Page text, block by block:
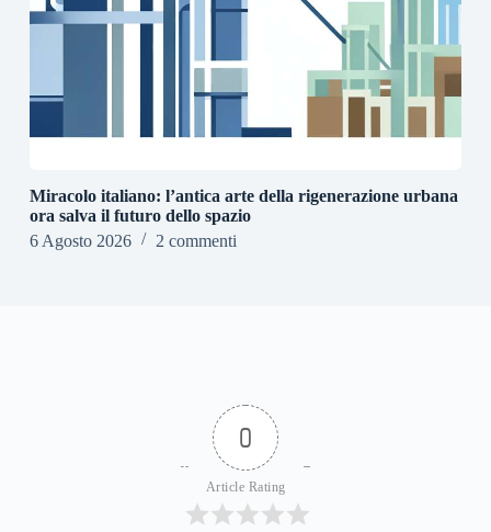
Miracolo italiano: l’antica arte della rigenerazione urbana
ora salva il futuro dello spazio
6 Agosto 2026
2 commenti
0
Article Rating